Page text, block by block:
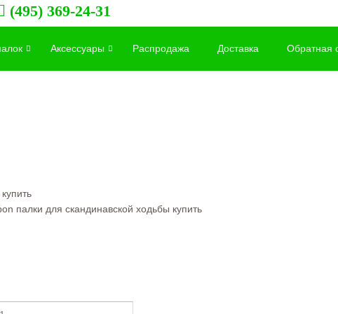
(495) 369-24-31
Аксессуары Распродажа Доставка Обратная